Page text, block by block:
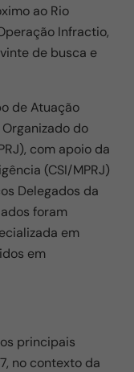
ao Rio
Infractio,
de busca e
de Atuação
do
com apoio da
(CSI/MPRJ)
Delegados da
foram
em
em
principais
no contexto da